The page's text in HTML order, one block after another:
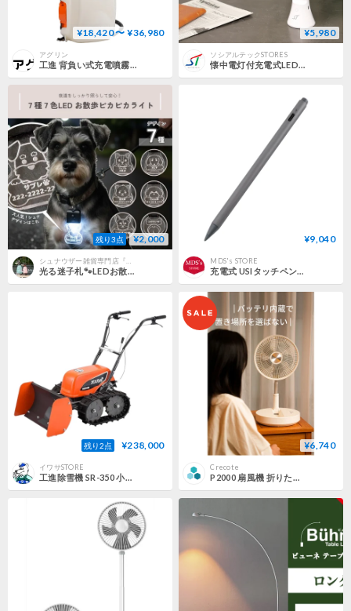
¥18,420 〜 ¥36,980
アグリン
工進 背負い式充電噴霧器 18V 2．0Ah スマートシリーズ SLS-15
¥5,980
ソシアルテックSTORES
懐中電灯付充電式LEDデスクライト LDB17MCF1
残り3点 ¥2,000
光る迷子札🐾LEDお散歩ピカピカライト🐾
¥9,040
MDS's STORE
充電式 USIタッチペン グレー
残り2点 ¥238,000
イワサSTORE
工進除雪機 SR-350 小型 家庭用 ブレード式 電動 充電式 オスカル 【北海道限定販売】
¥6,740
Crecote
P2000 扇風機 折りたたみ コードレス 首振り 伸縮式 卓上 リモコン USB充電式 タイマー付き 静音 高さ自由調節 小型 コンパクト 収納 DCモーター リビング 室内 アウトドア